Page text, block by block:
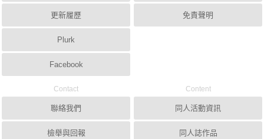
更新履歷
Plurk
Facebook
免責聲明
Contact
聯絡我們
檢舉與回報
Content
同人活動資訊
同人誌作品